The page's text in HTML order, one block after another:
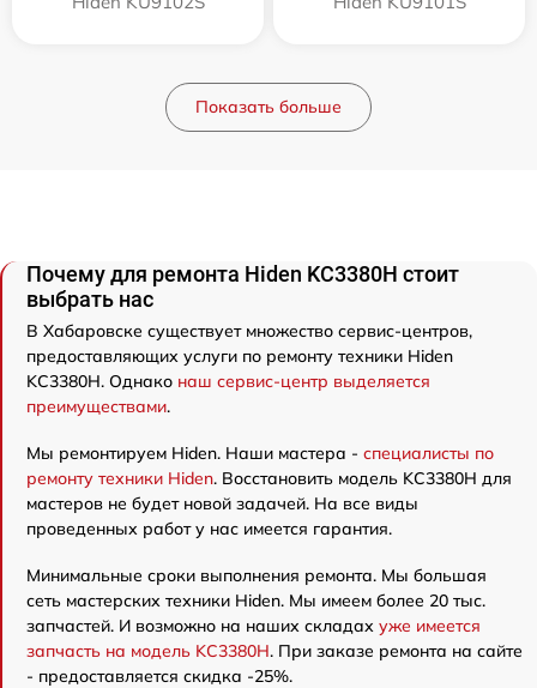
Показать больше
Почему для ремонта Hiden KC3380H стоит
выбрать нас
В Хабаровске существует множество сервис-центров,
предоставляющих услуги по ремонту техники Hiden
KC3380H. Однако наш сервис-центр выделяется
преимуществами.
Мы ремонтируем Hiden. Наши мастера - специалисты по
ремонту техники Hiden. Восстановить модель KC3380H для
мастеров не будет новой задачей. На все виды
проведенных работ у нас имеется гарантия.
Минимальные сроки выполнения ремонта. Мы большая
сеть мастерских техники Hiden. Мы имеем более 20 тыс.
запчастей. И возможно на наших складах уже имеется
запчасть на модель KC3380H. При заказе ремонта на сайте
- предоставляется скидка -25%.